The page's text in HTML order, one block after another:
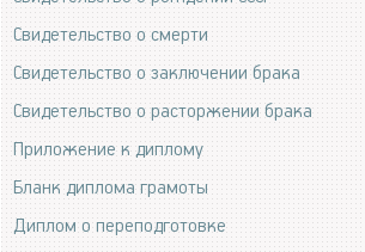
Свидетельство о смерти
Свидетельство о заключении брака
Свидетельство о расторжении брака
Приложение к диплому
Бланк диплома грамоты
Диплом о переподготовке